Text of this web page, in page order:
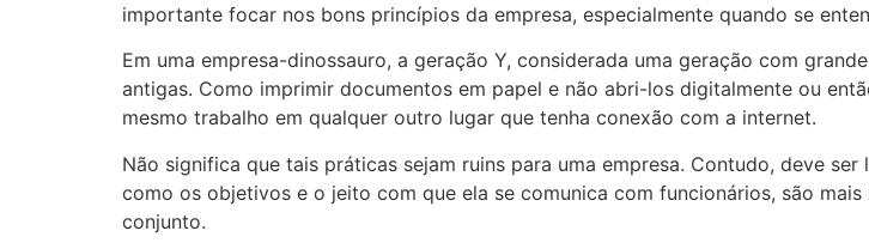
importante focar nos bons princípios da empresa, especialmente quando se
Em uma empresa-dinossauro, a geração Y, considerada uma geração com
antigas. Como imprimir documentos em papel e não abri-los digitalmente ou
mesmo trabalho em qualquer outro lugar que tenha conexão com a internet.
Não significa que tais práticas sejam ruins para uma empresa. Contudo, deve
como os objetivos e o jeito com que ela se comunica com funcionários, são
conjunto.